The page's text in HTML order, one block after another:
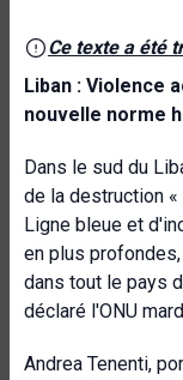
Ce texte a été
Liban : Violence
nouvelle norme
Dans le sud du
de la destruction
Ligne bleue et
en plus
dans tout le pays
déclaré l'ONU
Andrea Tenenti,